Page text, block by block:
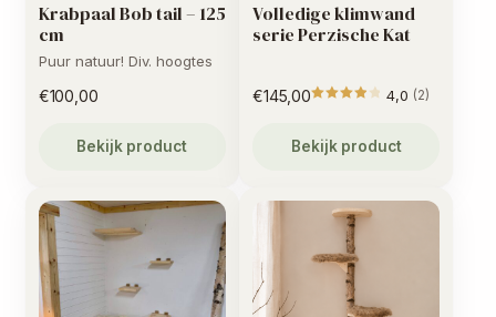
Krabpaal Bob tail – 125
cm
Puur natuur! Div. hoogtes
€100,00
Bekijk product
Volledige klimwand
serie Perzische Kat
€145,00 4,0 (2)
Bekijk product